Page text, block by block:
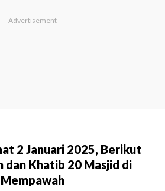
2 Januari 2025, Berikut
dan Khatib 20 Masjid di
Mempawah